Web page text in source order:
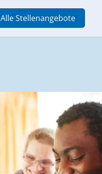
Alle Stellenangebote